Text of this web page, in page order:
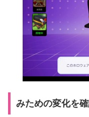
みための変化を